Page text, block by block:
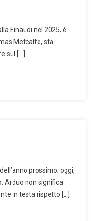
Einaudi nel 2025, è
Metcalfe, sta
sul […]
prossimo; oggi,
Arduo non significa
in testa rispetto […]